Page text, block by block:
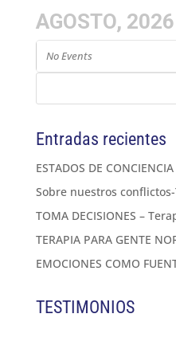
AGOSTO, 2026
No Events
Entradas recientes
ESTADOS DE CONCIENCIA
Sobre nuestros
TOMA DECISIONES –
TERAPIA PARA GENTE
EMOCIONES COMO
TESTIMONIOS